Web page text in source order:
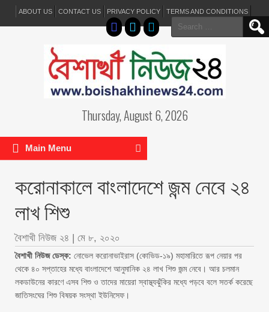
ABOUT US CONTACT US PRIVACY POLICY TERMS AND CONDITIONS
Search
for:
Thursday, August 6, 2026
Main Menu
করোনাকালে বাংলাদেশে জন্ম নেবে ২৪
লাখ শিশু
বৈশাখী নিউজ ২৪ | মে ৮, ২০২০
বৈশাখী নিউজ ডেস্ক: নোভেল করোনাভাইরাস (কোভিড-১৯) মহামারিতে রূপ নেয়ার পর
থেকে ৪০ সপ্তাহের মধ্যে বাংলাদেশে আনুমানিক ২৪ লাখ শিশু জন্ম নেবে। আর চলমান
লকডাউনের কারণে এসব শিশু ও তাদের মায়েরা স্বাস্থ্যঝুঁকির মধ্যে পড়বে বলে সতর্ক করেছে
জাতিসংঘের শিশু বিষয়ক সংস্থা ইউনিসেফ।